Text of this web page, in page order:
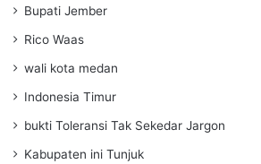
Bupati Jember
Rico Waas
wali kota medan
Indonesia Timur
bukti Toleransi Tak Sekedar Jargon
Kabupaten ini Tunjuk